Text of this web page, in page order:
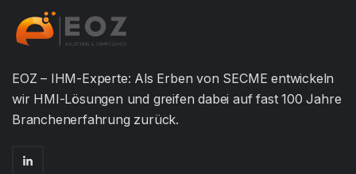
EOZ – IHM-Experte: Als Erben von SECME entwickeln
wir HMI-Lösungen und greifen dabei auf fast 100 Jahre
Branchenerfahrung zurück.